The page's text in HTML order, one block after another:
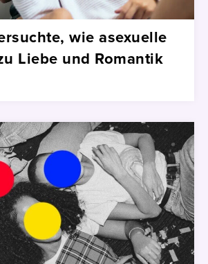
wie asexuelle
Liebe und Romantik